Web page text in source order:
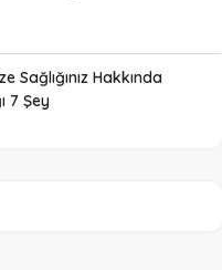
Sağlığınız Hakkında
7 Şey